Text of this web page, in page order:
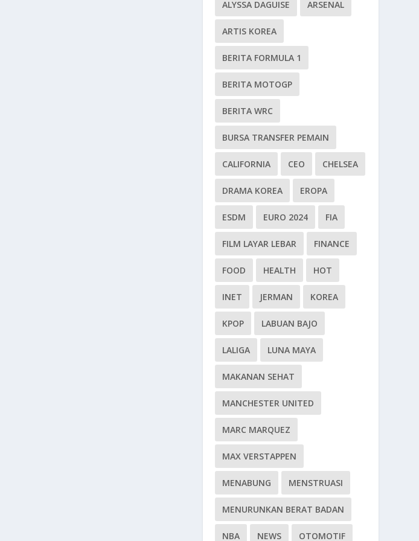
ALYSSA DAGUISE ARSENAL
ARTIS KOREA
BERITA FORMULA 1
BERITA MOTOGP
BERITA WRC
BURSA TRANSFER PEMAIN
CALIFORNIA CEO CHELSEA
DRAMA KOREA EROPA
ESDM EURO 2024 FIA
FILM LAYAR LEBAR FINANCE
FOOD HEALTH HOT
INET JERMAN KOREA
KPOP LABUAN BAJO
LALIGA LUNA MAYA
MAKANAN SEHAT
MANCHESTER UNITED
MARC MARQUEZ
MAX VERSTAPPEN
MENABUNG MENSTRUASI
MENURUNKAN BERAT BADAN
NBA NEWS OTOMOTIF